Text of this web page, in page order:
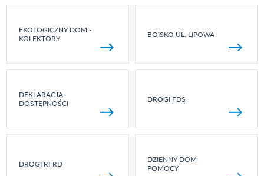
EKOLOGICZNY DOM -
KOLEKTORY
BOISKO UL. LIPOWA
DEKLARACJA
DOSTĘPNOŚCI
DROGI FDS
DROGI RFRD
DZIENNY DOM
POMOCY